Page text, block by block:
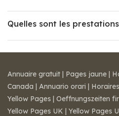
Quelles sont les
Annuaire gratuit | Pages jaune |
Canada | Annuario orari |
Yellow Pages | Oeffnungszeiten
Yellow Pages UK | Yellow Pages